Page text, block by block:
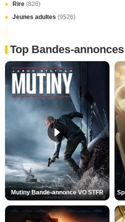
Rire (826)
Jeunes adultes (9526)
Top Bandes-annonces
Mutiny Bande-annonce VO STFR